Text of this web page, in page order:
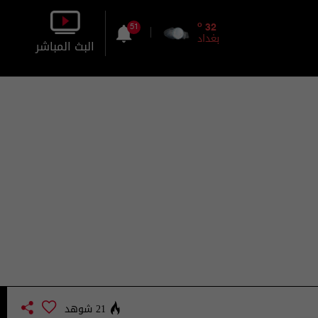
32
o
بغداد
51
البث المباشر
21 شوهد